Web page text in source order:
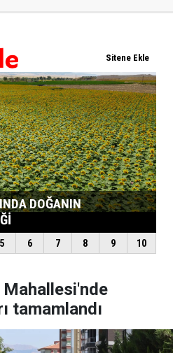
Mahallesi'nde
tamamlandı